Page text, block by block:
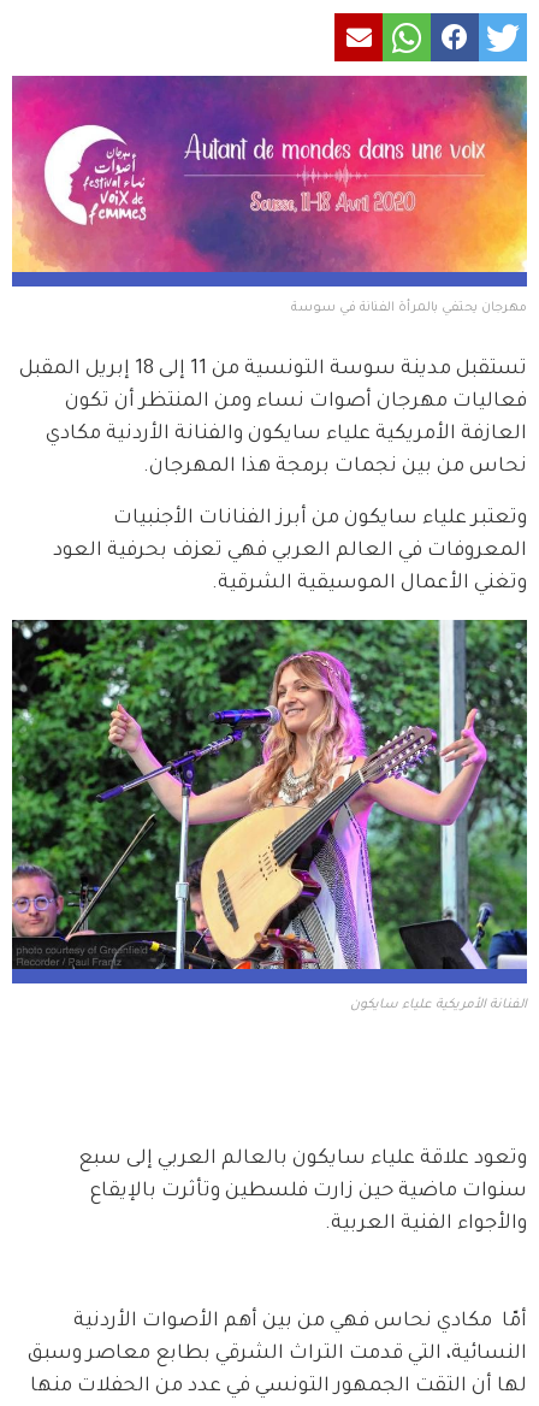
مهرجان يحتفي بالمرأة الفنانة في سوسة
تستقبل مدينة سوسة التونسية من 11 إلى 18 إبريل المقبل
فعاليات مهرجان أصوات نساء ومن المنتظر أن تكون
العازفة الأمريكية علياء سايكون والفنانة الأردنية مكادي
نحاس من بين نجمات برمجة هذا المهرجان.
وتعتبر علياء سايكون من أبرز الفنانات الأجنبيات
المعروفات في العالم العربي فهي تعزف بحرفية العود
وتغني الأعمال الموسيقية الشرقية.
الفنانة الأمريكية علياء سايكون
وتعود علاقة علياء سايكون بالعالم العربي إلى سبع
سنوات ماضية حين زارت فلسطين وتأثرت بالإيقاع
والأجواء الفنية العربية.
أمّا  مكادي نحاس فهي من بين أهم الأصوات الأردنية
النسائية، التي قدمت التراث الشرقي بطابع معاصر وسبق
لها أن التقت الجمهور التونسي في عدد من الحفلات منها